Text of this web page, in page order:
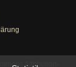
Attribution-